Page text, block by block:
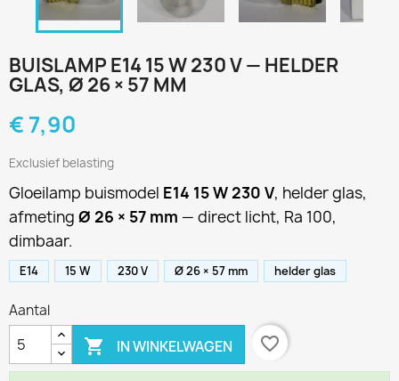
BUISLAMP E14 15 W 230 V — HELDER
GLAS, Ø 26 × 57 MM
€ 7,90
Exclusief belasting
Gloeilamp buismodel E14 15 W 230 V, helder glas,
afmeting Ø 26 × 57 mm — direct licht, Ra 100,
dimbaar.
E14 15 W 230 V Ø 26 × 57 mm helder glas
Aantal
 IN WINKELWAGEN favorite_border